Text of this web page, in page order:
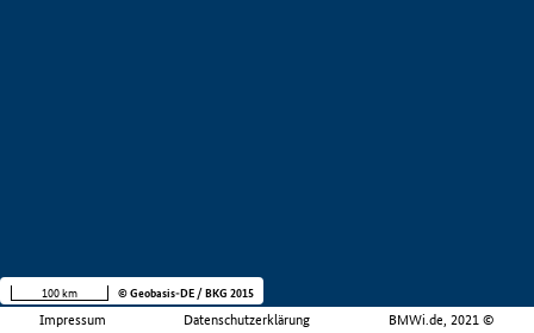
Impressum Datenschutzerklärung BMWi.de, 2021 ©
100 km © Geobasis-DE / BKG 2015